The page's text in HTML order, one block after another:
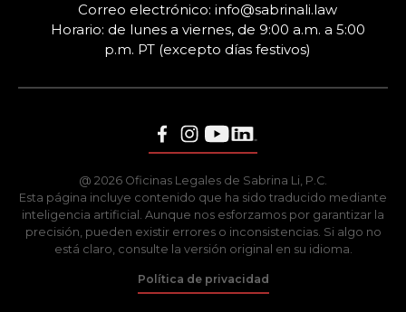
Correo electrónico: info@sabrinali.law
Horario: de lunes a viernes, de 9:00 a.m. a 5:00
p.m. PT (excepto días festivos)
@ 2026 Oficinas Legales de Sabrina Li, P.C.
Esta página incluye contenido que ha sido traducido mediante
inteligencia artificial. Aunque nos esforzamos por garantizar la
precisión, pueden existir errores o inconsistencias. Si algo no
está claro, consulte la versión original en su idioma.
Política de privacidad